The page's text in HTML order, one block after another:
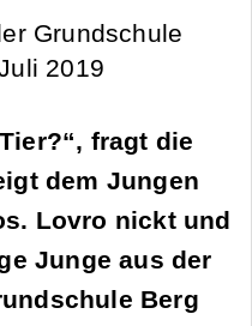
Grundschule
2019
fragt die
dem Jungen
Lovro nickt und
Junge aus der
Berg